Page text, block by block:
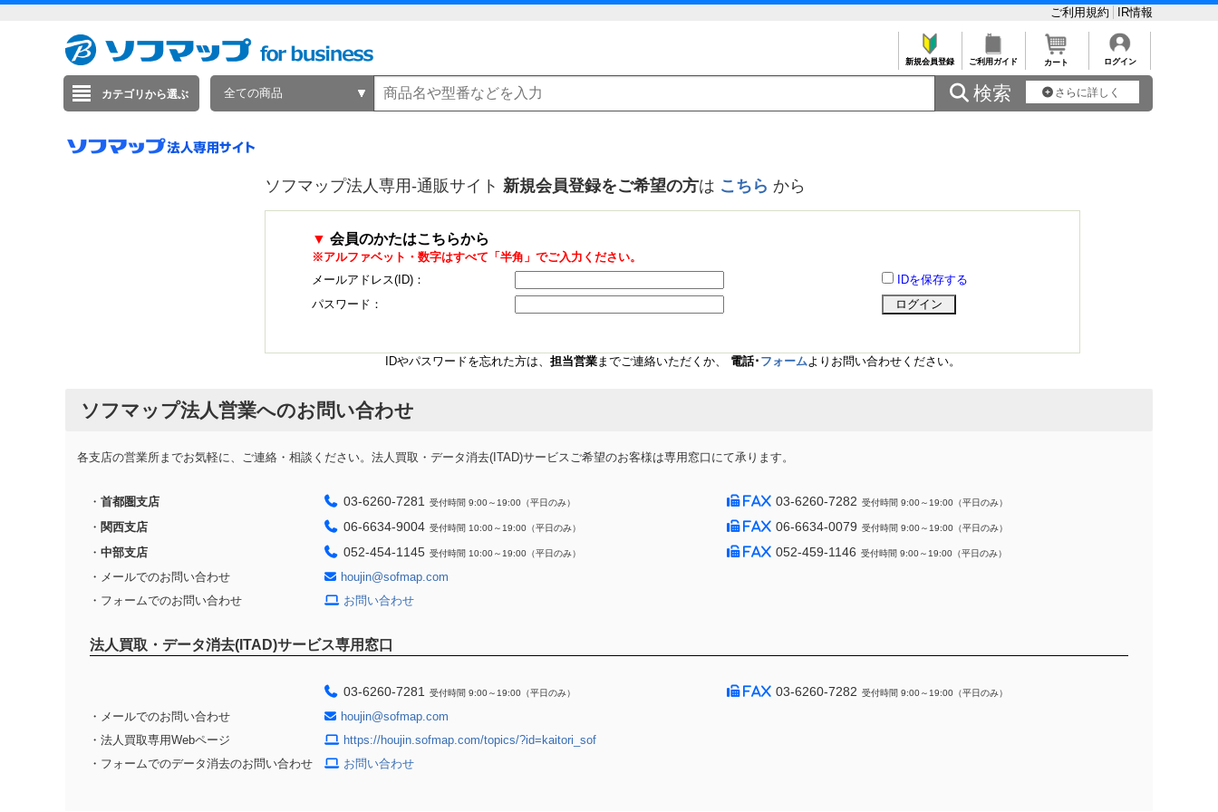
ご利用規約 IR情報
新規会員登録 ご利用ガイド カート ログイン
カテゴリから選ぶ 全ての商品  検索 さらに詳しく
ソフマップ法人専用-通販サイト 新規会員登録をご希望の方は こちら から
▼ 会員のかたはこちらから
※アルファベット・数字はすべて「半角」でご入力ください。
メールアドレス(ID)：
IDを保存する
パスワード：
IDやパスワードを忘れた方は、 担当営業までご連絡いただくか、 電話･ フォームよりお問い合わせください。
ソフマップ法人営業へのお問い合わせ
各支店の営業所までお気軽に、ご連絡・相談ください。法人買取・データ消去(ITAD)サービスご希望のお客様は専用窓口にて承ります。
・ 首都圏支店 03-6260-7281 受付時間 9:00～19:00（平日のみ） 03-6260-7282 受付時間 9:00～19:00（平日のみ）
・ 関西支店 06-6634-9004 受付時間 10:00～19:00（平日のみ） 06-6634-0079 受付時間 9:00～19:00（平日のみ）
・ 中部支店 052-454-1145 受付時間 10:00～19:00（平日のみ） 052-459-1146 受付時間 9:00～19:00（平日のみ）
・メールでのお問い合わせ
houjin@sofmap.com
・フォームでのお問い合わせ
お問い合わせ
法人買取・データ消去(ITAD)サービス専用窓口
03-6260-7281 受付時間 9:00～19:00（平日のみ） 03-6260-7282 受付時間 9:00～19:00（平日のみ）
・メールでのお問い合わせ
houjin@sofmap.com
・法人買取専用Webページ
https://houjin.sofmap.com/topics/?id=kaitori_sof
・フォームでのデータ消去のお問い合わせ
お問い合わせ